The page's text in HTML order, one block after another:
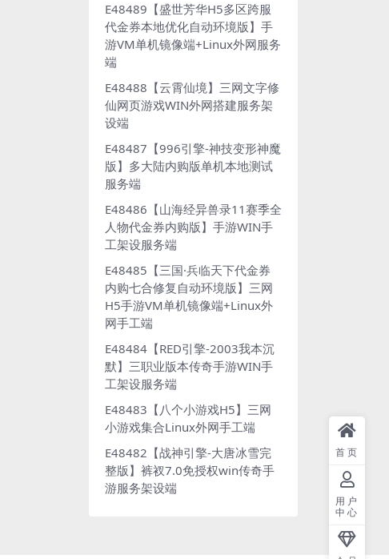
E48489【盛世芳华H5多区跨服
代金券本地优化自动环境版】手
游VM单机镜像端+Linux外网服务
端
E48488【云霄仙境】三网文字修
仙网页游戏WIN外网搭建服务架
设端
E48487【996引擎-神技变形神魔
版】多大陆内购版单机本地测试
服务端
E48486【山海经异兽录11赛季全
人物代金券内购版】手游WIN手
工架设服务端
E48485【三国·兵临天下代金券
内购七合修复自动环境版】三网
H5手游VM单机镜像端+Linux外
网手工端
E48484【RED引擎-2003我本沉
默】三职业版本传奇手游WIN手
工架设服务端
E48483【八个小游戏H5】三网
小游戏集合Linux外网手工端
E48482【战神引擎-大唐冰雪完
整版】裤衩7.0免授权win传奇手
游服务架设端
首页
用户
中心